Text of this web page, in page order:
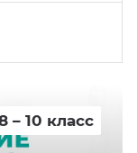
– 10 класс